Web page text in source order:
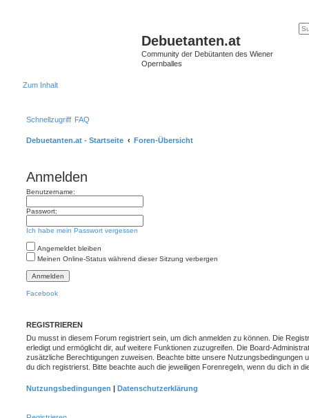
Debuetanten.at
Community der Debütanten des Wiener
Opernballes
Zum Inhalt
Schnellzugriff FAQ
Debuetanten.at - Startseite Foren-Übersicht
Anmelden
Benutzername:
Passwort:
Ich habe mein Passwort vergessen
Angemeldet bleiben
Meinen Online-Status während dieser Sitzung verbergen
Facebook
REGISTRIEREN
Du musst in diesem Forum registriert sein, um dich anmelden zu können. Die
erledigt und ermöglicht dir, auf weitere Funktionen zuzugreifen. Die Board-
zusätzliche Berechtigungen zuweisen. Beachte bitte unsere Nutzungsbedingungen
du dich registrierst. Bitte beachte auch die jeweiligen Forenregeln, wenn du dich in
Nutzungsbedingungen | Datenschutzerklärung